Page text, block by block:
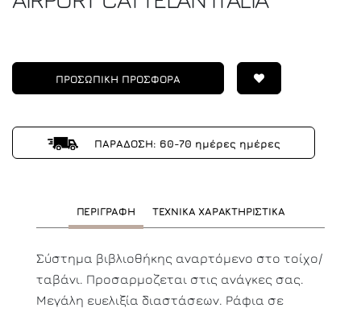
ΠΡΟΣΩΠΙΚΗ ΠΡΟΣΦΟΡΑ
ΠΑΡΑΔΟΣΗ: 60-70 ημέρες ημέρες
ΠΕΡΙΓΡΑΦΗ ΤΕΧΝΙΚΑ ΧΑΡΑΚΤΗΡΙΣΤΙΚΑ
Σύστημα βιβλιοθήκης αναρτόμενο στο τοίχο/
ταβάνι. Προσαρμοζεται στις ανάγκες σας.
Μεγάλη ευελιξία διαστάσεων. Ράφια σε